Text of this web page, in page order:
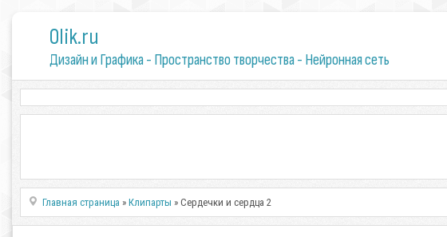
0lik.ru
Дизайн и Графика - Пространство творчества - Нейронная сеть
Главная страница »Клипарты » Сердечки и сердца 2